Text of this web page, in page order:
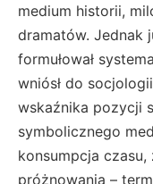
medium historii,
dramatów. Jednak
formułował
wniósł do
wskaźnika pozycji
symbolicznego
konsumpcja czasu,
próżnowania –